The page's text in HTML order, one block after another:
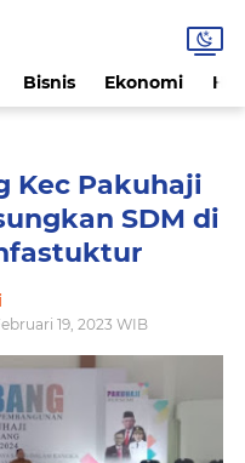
Bisnis Ekonomi
Kec Pakuhaji
SDM di
19, 2023 WIB